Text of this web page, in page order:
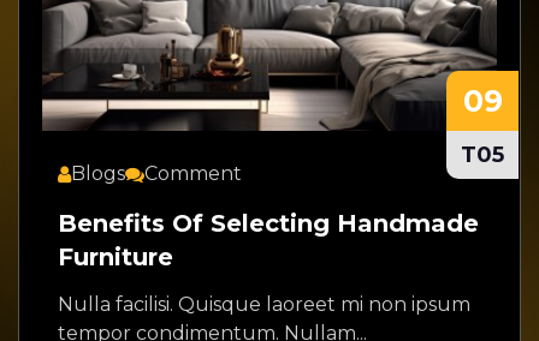
09
T05
Blogs Comment
Benefits Of Selecting Handmade
Furniture
Nulla facilisi. Quisque laoreet mi non ipsum
tempor condimentum. Nullam...